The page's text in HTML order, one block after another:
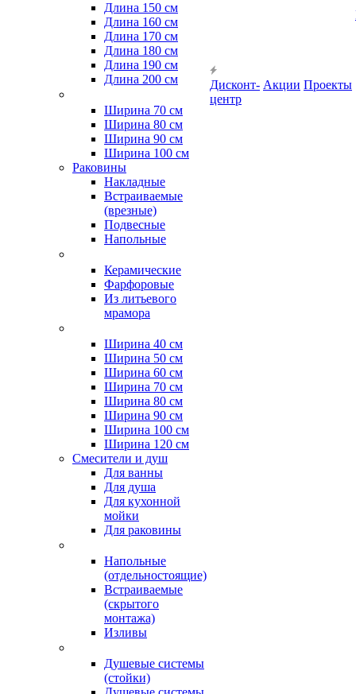
Длина 150 см
Длина 160 см
Длина 170 см
Длина 180 см
Длина 190 см
Длина 200 см
Ширина 70 см
Ширина 80 см
Ширина 90 см
Ширина 100 см
Раковины
Накладные
Встраиваемые
(врезные)
Подвесные
Напольные
Керамические
Фарфоровые
Из литьевого
мрамора
Ширина 40 см
Ширина 50 см
Ширина 60 см
Ширина 70 см
Ширина 80 см
Ширина 90 см
Ширина 100 см
Ширина 120 см
Смесители и душ
Для ванны
Для душа
Для кухонной
мойки
Для раковины
Напольные
(отдельностоящие)
Встраиваемые
(скрытого
монтажа)
Изливы
Душевые системы
(стойки)
Дисконт-
центр
Акции Проекты